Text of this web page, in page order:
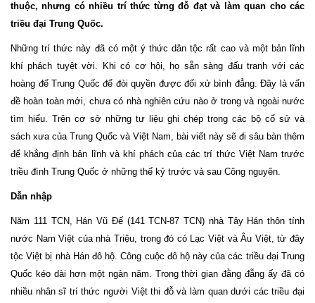
thuộc, nhưng có nhiều trí thức từng đỗ đạt và làm quan cho các
triều đại Trung Quốc.
Những trí thức này đã có một ý thức dân tộc rất cao và một bản lĩnh
khí phách tuyệt vời. Khi có cơ hội, họ sẵn sàng đấu tranh với các
hoàng đế Trung Quốc để đòi quyền được đối xử bình đẳng. Đây là vấn
đề hoàn toàn mới, chưa có nhà nghiên cứu nào ở trong và ngoài nước
tìm hiểu. Trên cơ sở những tư liệu ghi chép trong các bộ cổ sử và
sách xưa của Trung Quốc và Việt Nam, bài viết này sẽ đi sâu bàn thêm
để khẳng định bản lĩnh và khí phách của các trí thức Việt Nam trước
triều đình Trung Quốc ở những thế kỷ trước và sau Công nguyên.
Dẫn nhập
Năm 111 TCN, Hán Vũ Đế (141 TCN-87 TCN) nhà Tây Hán thôn tính
nước Nam Việt của nhà Triệu, trong đó có Lạc Việt và Âu Việt, từ đây
tộc Việt bị nhà Hán đô hộ. Công cuộc đô hộ này của các triều đại Trung
Quốc kéo dài hơn một ngàn năm. Trong thời gian đằng đẵng ấy đã có
nhiều nhân sĩ trí thức người Việt thi đỗ và làm quan dưới các triều đại